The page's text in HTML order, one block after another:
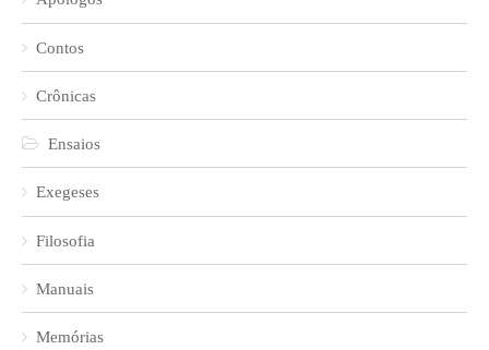
Contos
Crônicas
Ensaios
Exegeses
Filosofia
Manuais
Memórias